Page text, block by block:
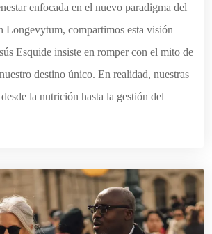
enfocada en el nuevo paradigma del
Longevytum, compartimos esta visión
Esquide insiste en romper con el mito de
destino único. En realidad, nuestras
la nutrición hasta la gestión del